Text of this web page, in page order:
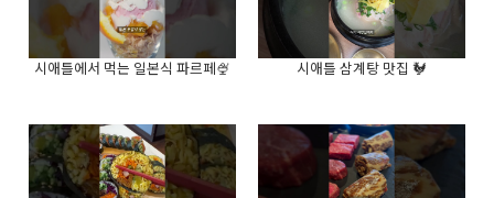
시애틀에서 먹는 일본식 파르페🍨 시애틀 삼계탕 맛집 🐓